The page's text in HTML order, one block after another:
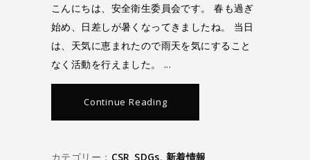
こんにちは、安全衛生委員会です。 春も過ぎ
始め、日差しが暑くなってきましたね。 当日
は、天気に恵まれたので雨天を気にすること
なく活動を行えました。
Continue Reading
カテゴリー： CSR_SDGs, 新着情報